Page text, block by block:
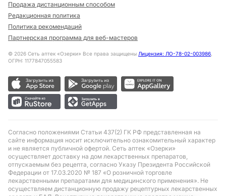
Продажа дистанционным способом
Редакционная политика
Политика рекомендаций
Партнерская программа для веб-мастеров
© 2026 Сеть аптек «Озерки» Все права защищены Лицензия: ЛО-78-02-003986,
ОГРН: 1177847055583
Согласно положениями Статьи 437(2) ГК РФ представленная на
сайте информация носит исключительно ознакомительный характер
и не является публичной офертой. Сеть аптек «Озерки»
осуществляет доставку на дом лекарственных препаратов,
отпускаемым без рецепта, согласно Указу Президента Российской
Федерации от 17.03.2020 № 187 «О розничной торговле
лекарственными препаратами для медицинского применения». Не
осуществляем дистанционную продажу рецептурных лекарственных